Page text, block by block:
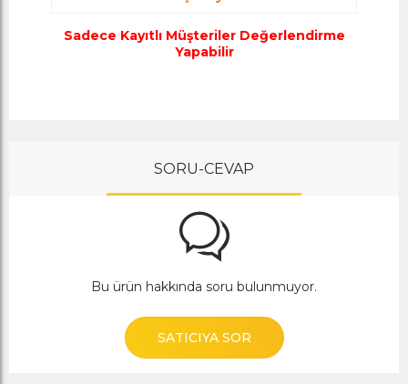
Sadece Kayıtlı Müşteriler Değerlendirme
Yapabilir
SORU-CEVAP
Bu ürün hakkında soru bulunmuyor.
SATICIYA SOR